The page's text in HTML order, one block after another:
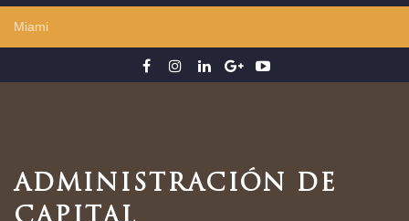
ADMINISTRACIÓN DE